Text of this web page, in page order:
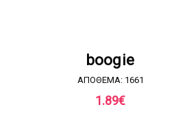
boogie
ΑΠΟΘΕΜΑ: 1661
1.89€